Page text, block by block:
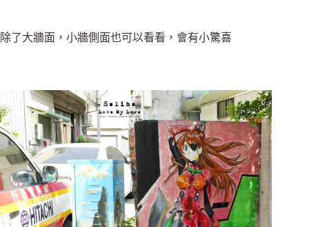
除了大牆面，小牆側面也可以看看，會有小驚喜